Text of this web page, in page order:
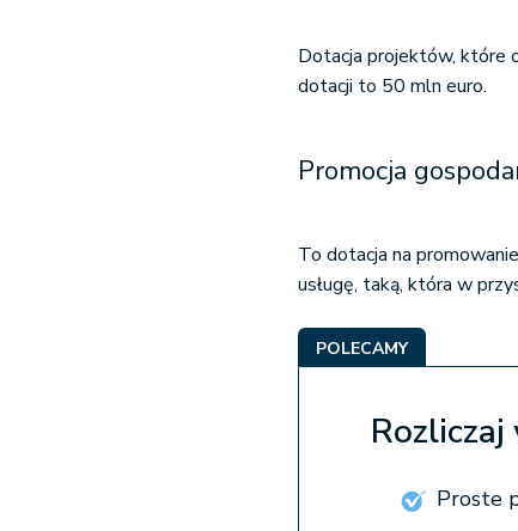
Dotacja projektów, które
dotacji to 50 mln euro.
Promocja
To dotacja na
usługę, taką, która w
POLECAMY
Proste